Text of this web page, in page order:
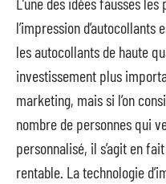
l’impression d’autocollants
les autocollants de haute
investissement plus
marketing, mais si l’on
nombre de personnes qui
personnalisé, il s’agit en
rentable. La technologie